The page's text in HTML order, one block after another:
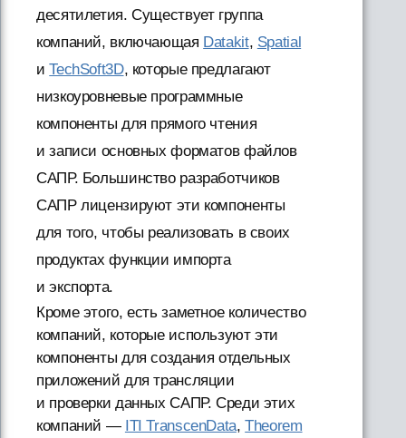
десятилетия. Существует группа
компаний, включающая Datakit, Spatial
иTechSoft3D, которые предлагают
низкоуровневые программные
компоненты для прямого чтения
и записи основных форматов файлов
САПР. Большинство разработчиков
САПР лицензируют эти компоненты
для того, чтобы реализовать в своих
продуктах функции импорта
и экспорта.
Кроме этого, есть заметное количество
компаний, которые используют эти
компоненты для создания отдельных
приложений для трансляции
и проверки данных САПР. Среди этих
компаний — ITI TranscenData,Theorem